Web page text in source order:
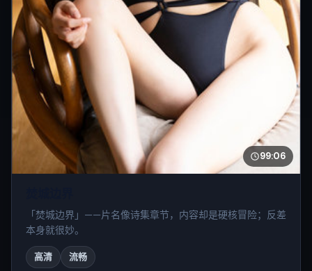
99:06
「焚城边界」——片名像诗集章节，内容却是硬核冒险；反差
本身就很妙。
高清 流畅